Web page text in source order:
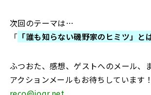
次回のテーマは…
「 「誰も知らない磯野家のヒミツ」と
ふつおた、感想、ゲストへのメール、
アクションメールもお待ちしています！